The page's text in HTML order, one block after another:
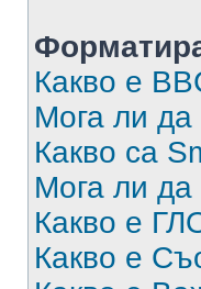
Какво е
Мога ли да
Какво са
Мога ли да
Какво е
Какво е